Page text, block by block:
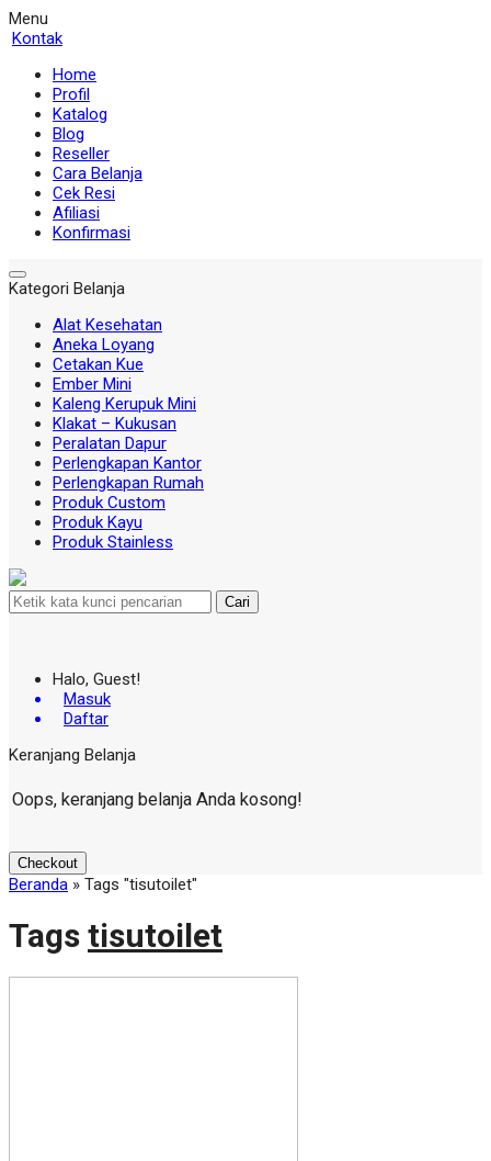
Menu
Kontak
Home
Profil
Katalog
Blog
Reseller
Cara Belanja
Cek Resi
Afiliasi
Konfirmasi
Kategori Belanja
Alat Kesehatan
Aneka Loyang
Cetakan Kue
Ember Mini
Kaleng Kerupuk Mini
Klakat – Kukusan
Peralatan Dapur
Perlengkapan Kantor
Perlengkapan Rumah
Produk Custom
Produk Kayu
Produk Stainless
Cari
Halo, Guest!
Masuk
Daftar
Keranjang Belanja
Oops, keranjang belanja Anda kosong!
Checkout
Beranda » Tags "tisutoilet"
Tags tisutoilet